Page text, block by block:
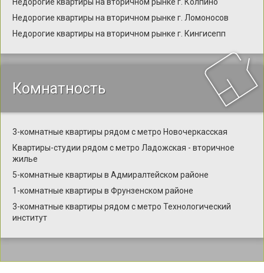
Недорогие квартиры на вторичном рынке г. Ломоносов
Недорогие квартиры на вторичном рынке г. Кингисепп
Комнатность
3-комнатные квартиры рядом с метро Новочеркасская
Квартиры-студии рядом с метро Ладожская - вторичное
жилье
5-комнатные квартиры в Адмиралтейском районе
1-комнатные квартиры в Фрунзенском районе
3-комнатные квартиры рядом с метро Технологический
институт